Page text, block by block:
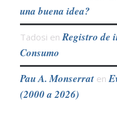
una buena idea?
Tadosi enRegistro de
Consumo
Pau A. Monserraten
(2000 a 2026)